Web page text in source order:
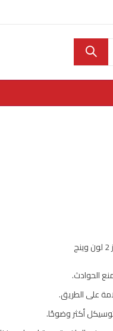
الحوادث.
على الطريق.
أكثر وضوحًا.